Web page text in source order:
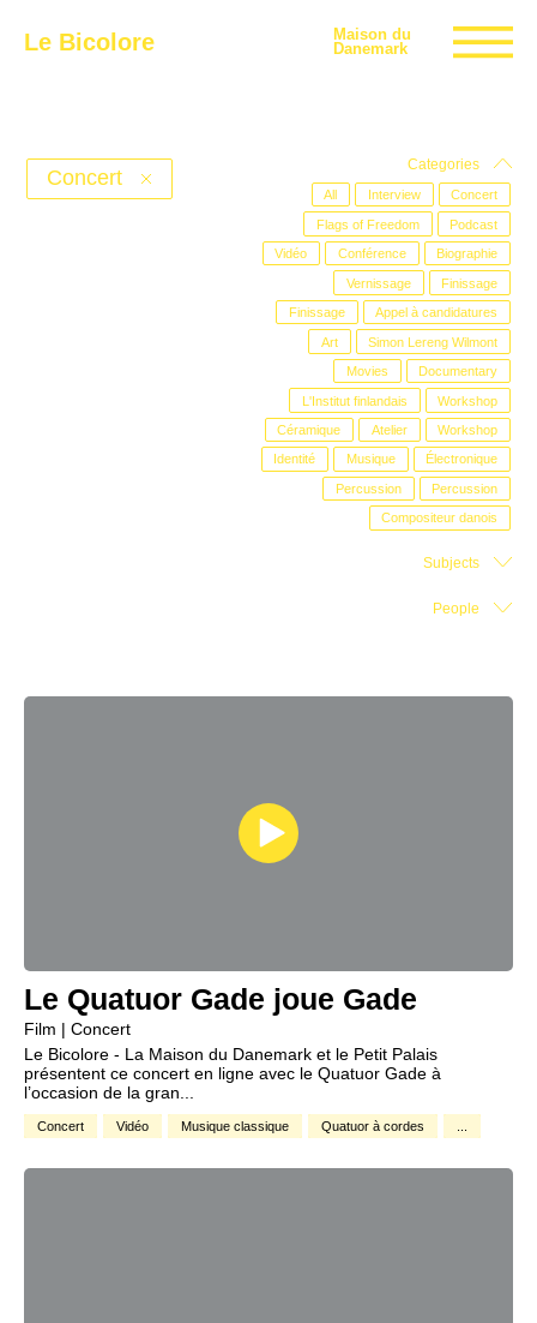
Le Bicolore
Exhibitions
Maison du
Danemark
Concert
Categories
All Interview Concert
Flags of Freedom Podcast
Vidéo Conférence Biographie
Vernissage Finissage
Finissage Appel à candidatures
Art Simon Lereng Wilmont
Movies Documentary
L'Institut finlandais Workshop
Céramique Atelier Workshop
Identité Musique Électronique
Percussion Percussion
Compositeur danois
Subjects
People
Le Quatuor Gade joue Gade
Film | Concert
Le Bicolore - La Maison du Danemark et le Petit Palais
présentent ce concert en ligne avec le Quatuor Gade à
l’occasion de la gran...
Concert Vidéo Musique classique Quatuor à cordes